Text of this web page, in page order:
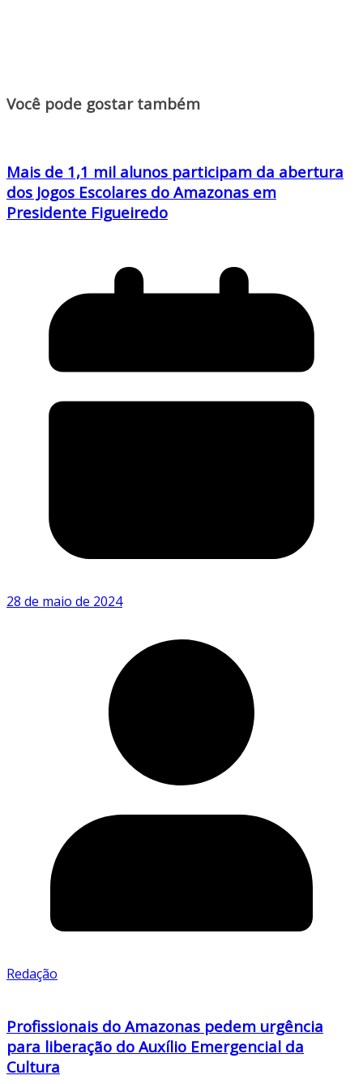
Você pode gostar também
Mais de 1,1 mil alunos participam da abertura
dos Jogos Escolares do Amazonas em
Presidente Figueiredo
28 de maio de 2024
Redação
Profissionais do Amazonas pedem urgência
para liberação do Auxílio Emergencial da
Cultura